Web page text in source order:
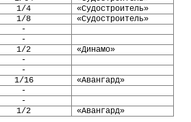
1/4
«Судостроитель»
1/8
«Судостроитель»
-
-
1/2
«Динамо»
-
-
1/16
«Авангард»
-
-
1/2 «Авангард»